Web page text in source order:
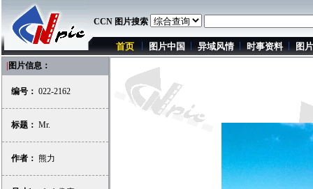
CCN 图片搜索
首页 图片中国 异域风情 时事资料 图
图片信息：
编号： 022-2162
标题： Mr.
作者： 熊力